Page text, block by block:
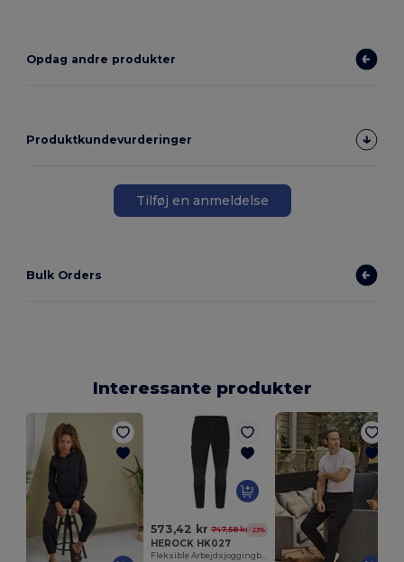
Opdag andre produkter
Produktkundevurderinger
Tilføj en anmeldelse
Bulk Orders
Interessante produkter
573,42 kr 747,58 kr -23%
HEROCK HK027
Fleksible Arbejdsjoggingbukser med Forstærkede Knæ